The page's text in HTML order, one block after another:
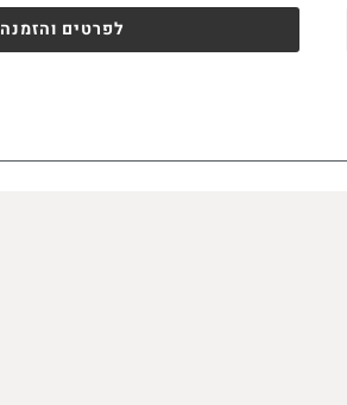
לפרטים והזמנה